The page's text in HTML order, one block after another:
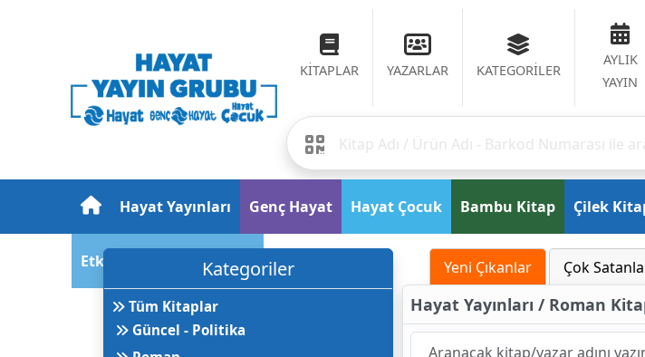
KİTAPLAR YAZARLAR KATEGORİLER
AYLIK
YAYIN
Hayat Yayınları Genç Hayat Hayat Çocuk Bambu Kitap Çilek
Etkinlik ve Fuar Takvimi
Kategoriler
Tüm Kitaplar
Güncel - Politika
Yeni Çıkanlar Çok
Hayat Yayınları / Roman